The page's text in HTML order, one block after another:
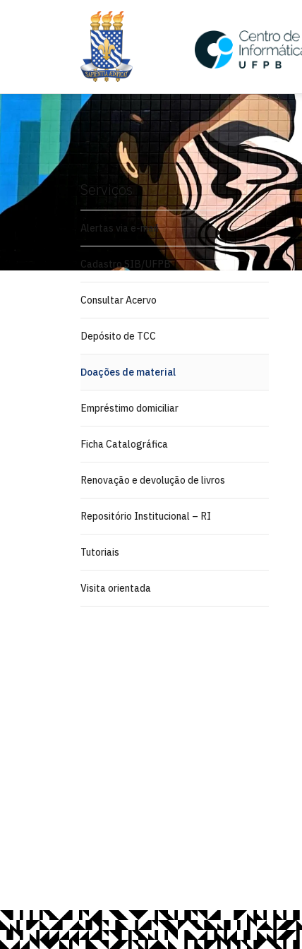
Serviços
Alertas via e-mail
Cadastro SIB/UFPB
Consultar Acervo
Depósito de TCC
Doações de material
Empréstimo domiciliar
Ficha Catalográfica
Renovação e devolução de livros
Repositório Institucional – RI
Tutoriais
Visita orientada